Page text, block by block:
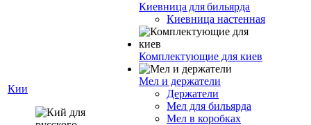
Кии
Киевница для бильярда
Киевница настенная
Комплектующие для киев
Мел и держатели
Держатели
Мел для бильярда
Мел в коробках